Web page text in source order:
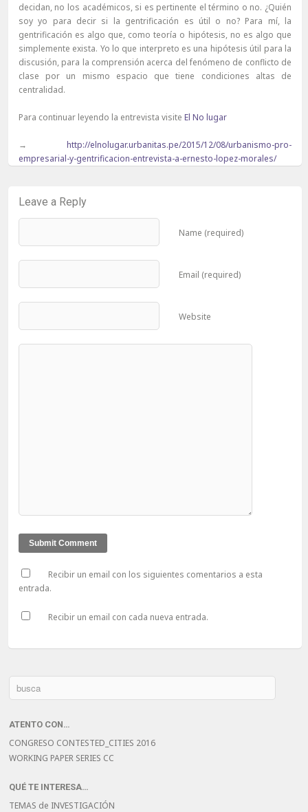
decidan, no los académicos, si es pertinente el término o no. ¿Quién
soy yo para decir si la gentrificación es útil o no? Para mí, la
gentrificación es algo que, como teoría o hipótesis, no es algo que
simplemente exista. Yo lo que interpreto es una hipótesis útil para la
discusión, para la comprensión acerca del fenómeno de conflicto de
clase por un mismo espacio que tiene condiciones altas de
centralidad.
Para continuar leyendo la entrevista visite El No lugar
→ http://elnolugar.urbanitas.pe/2015/12/08/urbanismo-pro-
empresarial-y-gentrificacion-entrevista-a-ernesto-lopez-morales/
Leave a Reply
Name (required)
Email (required)
Website
Recibir un email con los siguientes comentarios a esta
entrada.
Recibir un email con cada nueva entrada.
ATENTO CON…
CONGRESO CONTESTED_CITIES 2016
WORKING PAPER SERIES CC
QUÉ TE INTERESA…
TEMAS de INVESTIGACIÓN